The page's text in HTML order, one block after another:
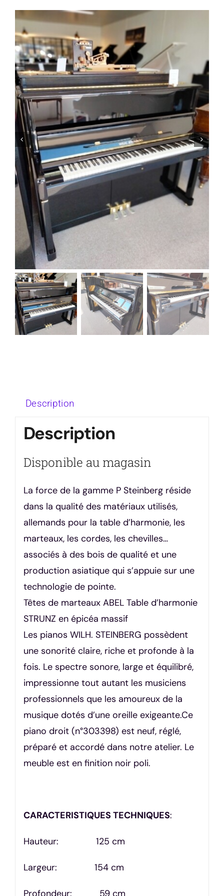
Description
Description
Disponible au magasin
La force de la gamme P Steinberg réside
dans la qualité des matériaux utilisés,
allemands pour la table d’harmonie, les
marteaux, les cordes, les chevilles…
associés à des bois de qualité et une
production asiatique qui s’appuie sur une
technologie de pointe.
Têtes de marteaux ABEL Table d’harmonie
STRUNZ en épicéa massif
Les pianos WILH. STEINBERG possèdent
une sonorité claire, riche et profonde à la
fois. Le spectre sonore, large et équilibré,
impressionne tout autant les musiciens
professionnels que les amoureux de la
musique dotés d’une oreille exigeante.Ce
piano droit (n°303398) est neuf, réglé,
préparé et accordé dans notre atelier. Le
meuble est en finition noir poli.
CARACTERISTIQUES TECHNIQUES:
Hauteur: 125 cm
Largeur: 154 cm
Profondeur: 59 cm